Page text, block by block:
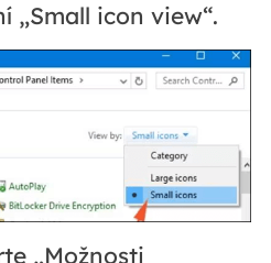
„Small icon view“.
„Možnosti